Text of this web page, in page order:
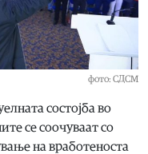
фото: СДСМ
состојба во
се соочуваат со
на вработеноста